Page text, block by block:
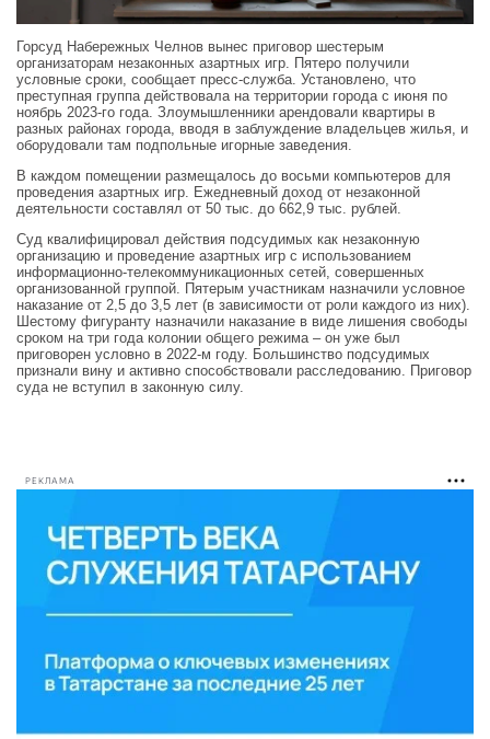
Горсуд Набережных Челнов вынес приговор шестерым
организаторам незаконных азартных игр. Пятеро получили
условные сроки, сообщает пресс-служба. Установлено, что
преступная группа действовала на территории города с июня по
ноябрь 2023-го года. Злоумышленники арендовали квартиры в
разных районах города, вводя в заблуждение владельцев жилья, и
оборудовали там подпольные игорные заведения.
В каждом помещении размещалось до восьми компьютеров для
проведения азартных игр. Ежедневный доход от незаконной
деятельности составлял от 50 тыс. до 662,9 тыс. рублей.
Суд квалифицировал действия подсудимых как незаконную
организацию и проведение азартных игр с использованием
информационно-телекоммуникационных сетей, совершенных
организованной группой. Пятерым участникам назначили условное
наказание от 2,5 до 3,5 лет (в зависимости от роли каждого из них).
Шестому фигуранту назначили наказание в виде лишения свободы
сроком на три года колонии общего режима – он уже был
приговорен условно в 2022-м году. Большинство подсудимых
признали вину и активно способствовали расследованию. Приговор
суда не вступил в законную силу.
РЕКЛАМА